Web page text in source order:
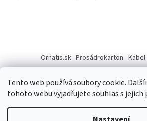
Tento web používá soubory cookie.
tohoto webu vyjadřujete souhlas s jejich
Ornatis.sk Prosádrokarton